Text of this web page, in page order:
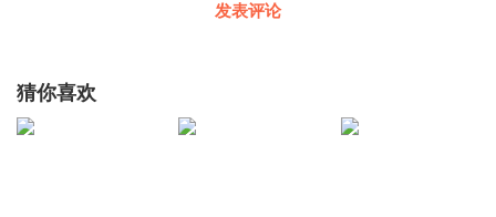
发表评论
猜你喜欢